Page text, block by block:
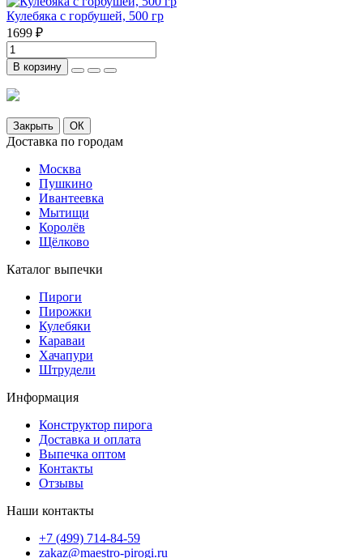
Кулебяка с горбушей, 500 гр
1699 ₽
В корзину
Закрыть ОК
Доставка по городам
Москва
Пушкино
Ивантеевка
Мытищи
Королёв
Щёлково
Каталог выпечки
Пироги
Пирожки
Кулебяки
Караваи
Хачапури
Штрудели
Информация
Конструктор пирога
Доставка и оплата
Выпечка оптом
Контакты
Отзывы
Наши контакты
+7 (499) 714-84-59
zakaz@maestro-pirogi.ru